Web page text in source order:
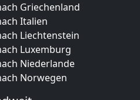
Griechenland
Italien
Liechtenstein
Luxemburg
Niederlande
Norwegen